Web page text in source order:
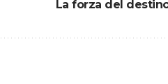
La forza del